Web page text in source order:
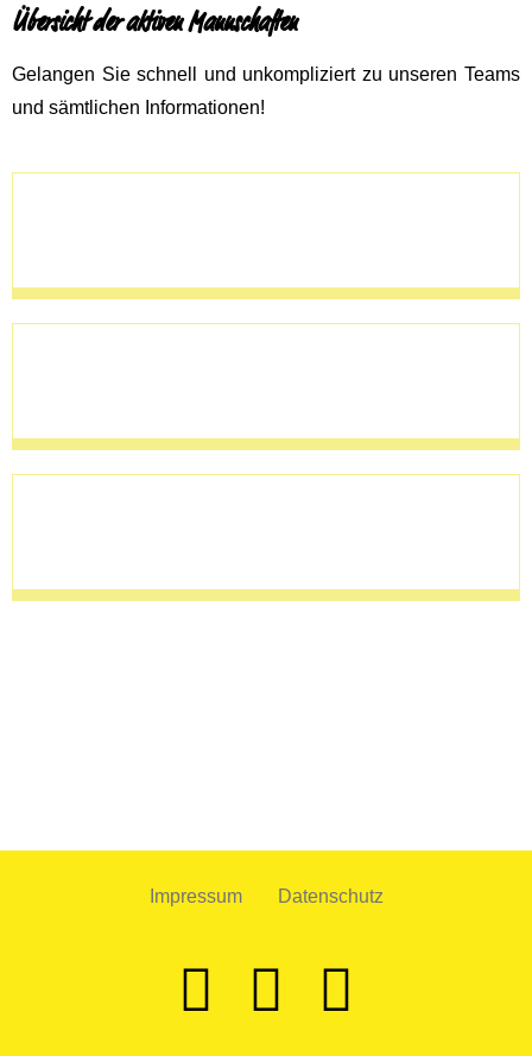
Übersicht der aktiven Mannschaften
Gelangen Sie schnell und unkompliziert zu unseren Teams
und sämtlichen Informationen!
Impressum Datenschutz